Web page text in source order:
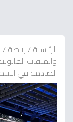
الرئيسية/رياضة/
والملفات
الصادمة في